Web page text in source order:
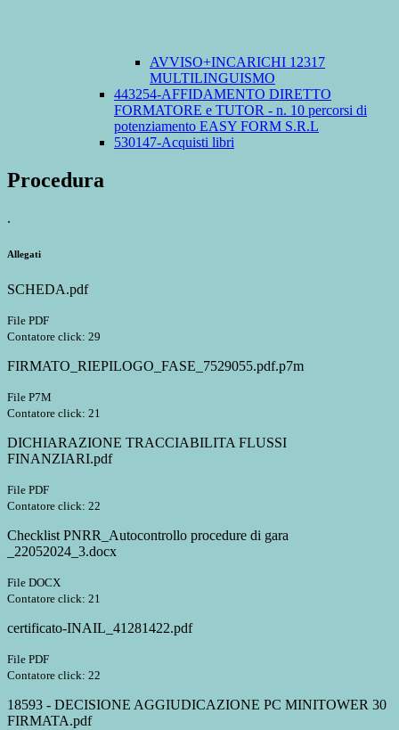
AVVISO+INCARICHI 12317
MULTILINGUISMO
443254-AFFIDAMENTO DIRETTO
FORMATORE e TUTOR - n. 10 percorsi di
potenziamento EASY FORM S.R.L
530147-Acquisti libri
Procedura
.
Allegati
SCHEDA.pdf
File PDF
Contatore click: 29
FIRMATO_RIEPILOGO_FASE_7529055.pdf.p7m
File P7M
Contatore click: 21
DICHIARAZIONE TRACCIABILITA FLUSSI
FINANZIARI.pdf
File PDF
Contatore click: 22
Checklist PNRR_Autocontrollo procedure di gara
_22052024_3.docx
File DOCX
Contatore click: 21
certificato-INAIL_41281422.pdf
File PDF
Contatore click: 22
18593 - DECISIONE AGGIUDICAZIONE PC MINITOWER 30
FIRMATA.pdf